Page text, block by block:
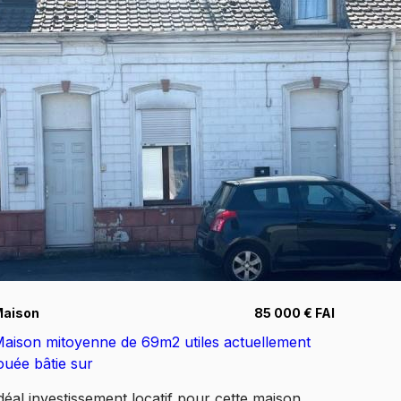
d'extérieur. Espace commun de rangement à
cave, 1 place de parking privative. A visiter !!
informations sur les risques auxquels ce bien
exposé sont disponibles sur le site
85 000 € FAI
mitoyenne de 69m2 utiles actuellement
bâtie sur